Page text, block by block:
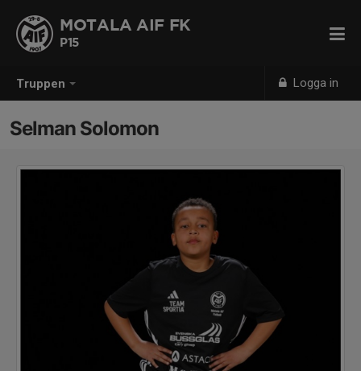
Truppen Logga in
MOTALA AIF FK
P15
Selman Solomon